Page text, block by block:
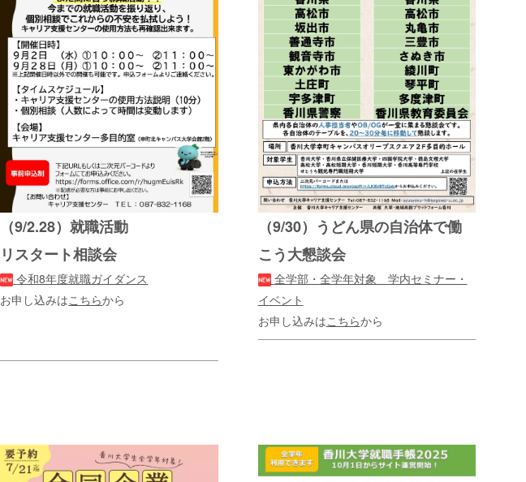
（9/2.28）就職活動
リスタート相談会
令和8年度就職ガイダンス
お申し込みはこちらから
（9/30）うどん県の自治体で働
こう大懇談会
全学部・全学年対象 学内セミナー・
イベント
お申し込みはこちらから